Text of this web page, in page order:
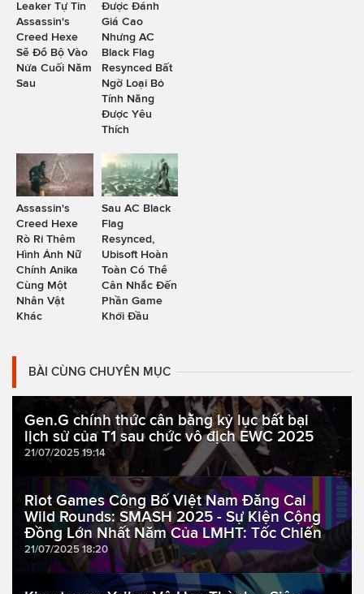
Leaker Tự Tin
Assassin's
Creed Hexe
Sẽ Đổ Bộ Vào
Nửa Cuối Năm
Sau
Được Đánh
Giá Cao
Nhưng AC
Black Flag
Resynced Bất
Ngờ Loại Bỏ
Tính Năng
Được Yêu
Thích
Assassin's
Creed Hexe
Rò Rỉ Thêm
Hình Ảnh Nữ
Chính Anika
Cùng Một
Nhân Vật
Khác
Sau AC Black
Flag
Resynced,
Ubisoft Hoàn
Toàn Có Thể
Cân Nhắc Đến
Phần Game
Khởi Đầu
BÀI CÙNG CHUYÊN MỤC
Gen.G chính thức cân bằng kỷ lục bất bại
lịch sử của T1 sau chức vô địch EWC 2025
21/07/2025 19:14
Riot Games Công Bố Việt Nam Đăng Cai
Wild Rounds: SMASH 2025 - Sự Kiện Cộng
Đồng Lớn Nhất Năm Của LMHT: Tốc Chiến
21/07/2025 18:20